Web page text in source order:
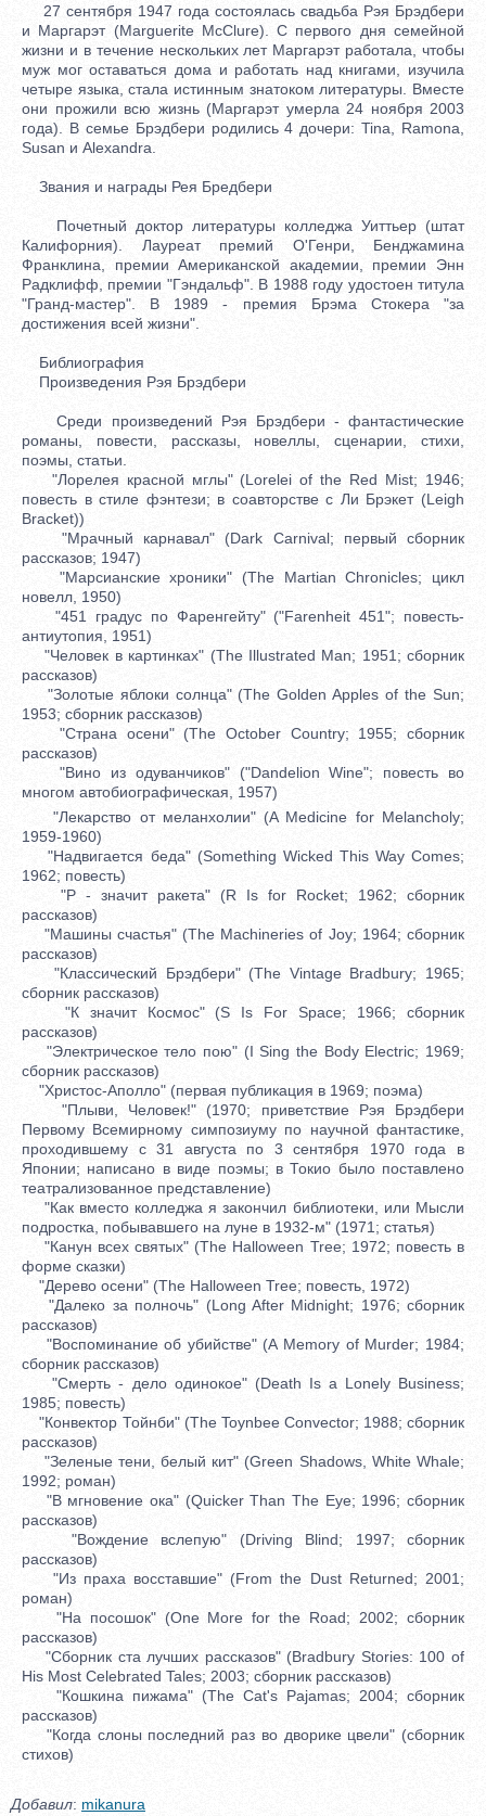
27 сентября 1947 года состоялась свадьба Рэя Брэдбери
и Маргарэт (Marguerite McClure). С первого дня семейной
жизни и в течение нескольких лет Маргарэт работала, чтобы
муж мог оставаться дома и работать над книгами, изучила
четыре языка, стала истинным знатоком литературы. Вместе
они прожили всю жизнь (Маргарэт умерла 24 ноября 2003
года). В семье Брэдбери родились 4 дочери: Tina, Ramona,
Susan и Alexandra.
Звания и награды Рея Бредбери
Почетный доктор литературы колледжа Уиттьер (штат
Калифорния). Лауреат премий О'Генри, Бенджамина
Франклина, премии Американской академии, премии Энн
Радклифф, премии "Гэндальф". В 1988 году удостоен титула
"Гранд-мастер". В 1989 - премия Брэма Стокера "за
достижения всей жизни".
Библиография
Произведения Рэя Брэдбери
Среди произведений Рэя Брэдбери - фантастические
романы, повести, рассказы, новеллы, сценарии, стихи,
поэмы, статьи.
"Лорелея красной мглы" (Lorelei of the Red Mist; 1946;
повесть в стиле фэнтези; в соавторстве с Ли Брэкет (Leigh
Bracket))
"Мрачный карнавал" (Dark Carnival; первый сборник
рассказов; 1947)
"Марсианские хроники" (The Martian Chronicles; цикл
новелл, 1950)
"451 градус по Фаренгейту" ("Farenheit 451"; повесть-
антиутопия, 1951)
"Человек в картинках" (The Illustrated Man; 1951; сборник
рассказов)
"Золотые яблоки солнца" (The Golden Apples of the Sun;
1953; сборник рассказов)
"Страна осени" (The October Country; 1955; сборник
рассказов)
"Вино из одуванчиков" ("Dandelion Wine"; повесть во
многом автобиографическая, 1957)
"Лекарство от меланхолии" (A Medicine for Melancholy;
1959-1960)
"Надвигается беда" (Something Wicked This Way Comes;
1962; повесть)
"Р - значит ракета" (R Is for Rocket; 1962; сборник
рассказов)
"Машины счастья" (The Machineries of Joy; 1964; сборник
рассказов)
"Классический Брэдбери" (The Vintage Bradbury; 1965;
сборник рассказов)
"К значит Космос" (S Is For Space; 1966; сборник
рассказов)
"Электрическое тело пою" (I Sing the Body Electric; 1969;
сборник рассказов)
"Христос-Аполло" (первая публикация в 1969; поэма)
"Плыви, Человек!" (1970; приветствие Рэя Брэдбери
Первому Всемирному симпозиуму по научной фантастике,
проходившему с 31 августа по 3 сентября 1970 года в
Японии; написано в виде поэмы; в Токио было поставлено
театрализованное представление)
"Как вместо колледжа я закончил библиотеки, или Мысли
подростка, побывавшего на луне в 1932-м" (1971; статья)
"Канун всех святых" (The Halloween Tree; 1972; повесть в
форме сказки)
"Дерево осени" (The Halloween Tree; повесть, 1972)
"Далеко за полночь" (Long After Midnight; 1976; сборник
рассказов)
"Воспоминание об убийстве" (A Memory of Murder; 1984;
сборник рассказов)
"Смерть - дело одинокое" (Death Is a Lonely Business;
1985; повесть)
"Конвектор Тойнби" (The Toynbee Convector; 1988; сборник
рассказов)
"Зеленые тени, белый кит" (Green Shadows, White Whale;
1992; роман)
"В мгновение ока" (Quicker Than The Eye; 1996; сборник
рассказов)
"Вождение вслепую" (Driving Blind; 1997; сборник
рассказов)
"Из праха восставшие" (From the Dust Returned; 2001;
роман)
"На посошок" (One More for the Road; 2002; сборник
рассказов)
"Сборник ста лучших рассказов" (Bradbury Stories: 100 of
His Most Celebrated Tales; 2003; сборник рассказов)
"Кошкина пижама" (The Cat's Pajamas; 2004; сборник
рассказов)
"Когда слоны последний раз во дворике цвели" (сборник
стихов)
Добавил: mikanura